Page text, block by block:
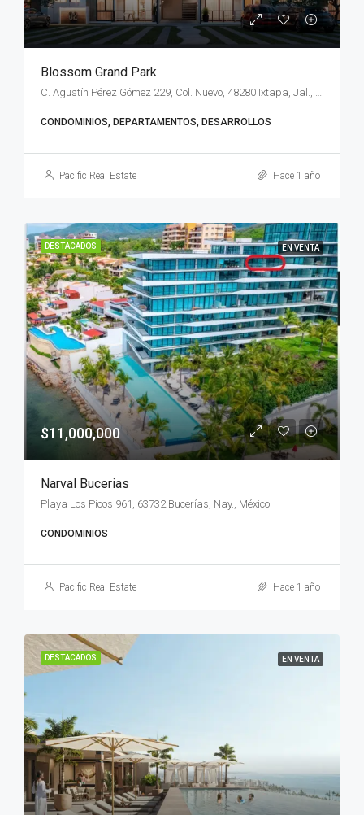
Blossom Grand Park
C. Agustín Pérez Gómez 229, Col. Nuevo, 48280 Ixtapa, Jal., México
CONDOMINIOS, DEPARTAMENTOS, DESARROLLOS
Pacific Real Estate Hace 1 año
DESTACADOS EN VENTA
$11,000,000
Narval Bucerias
Playa Los Picos 961, 63732 Bucerías, Nay., México
CONDOMINIOS
Pacific Real Estate Hace 1 año
DESTACADOS EN VENTA